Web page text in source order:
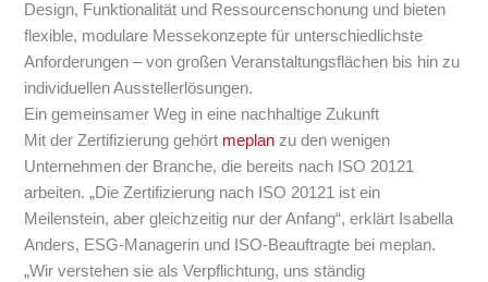
Design, Funktionalität und Ressourcenschonung und bieten
flexible, modulare Messekonzepte für unterschiedlichste
Anforderungen – von großen Veranstaltungsflächen bis hin zu
individuellen Ausstellerlösungen.
Ein gemeinsamer Weg in eine nachhaltige Zukunft
Mit der Zertifizierung gehört meplan zu den wenigen
Unternehmen der Branche, die bereits nach ISO 20121
arbeiten. „Die Zertifizierung nach ISO 20121 ist ein
Meilenstein, aber gleichzeitig nur der Anfang“, erklärt Isabella
Anders, ESG-Managerin und ISO-Beauftragte bei meplan.
„Wir verstehen sie als Verpflichtung, uns ständig